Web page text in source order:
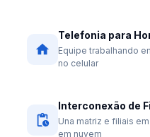
Telefonia para
Equipe trabalhando
no celular
Interconexão de
Una matriz e filiais
em nuvem